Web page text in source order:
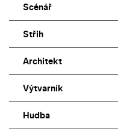
Scénář
Střih
Architekt
Výtvarník
Hudba